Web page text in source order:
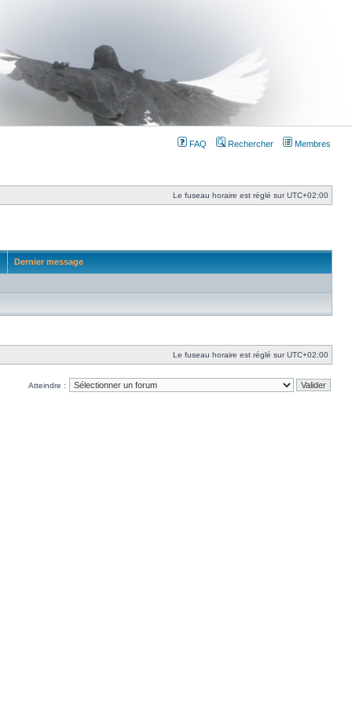
FAQ Rechercher Membres
Le fuseau horaire est réglé surUTC+02:00
Dernier message
Le fuseau horaire est réglé surUTC+02:00
Atteindre :